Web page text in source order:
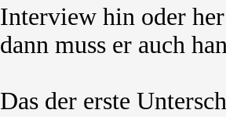
Interview hin oder
dann muss er auch
Das der erste